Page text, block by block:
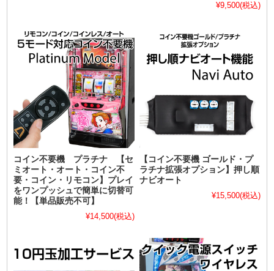
¥9,500(税込)
コイン不要機 プラチナ 【セ
ミオート・オート・コイン不
要・コイン・リモコン】プレイ
をワンプッシュで簡単に切替可
能！【単品販売不可】
¥14,500(税込)
【コイン不要機 ゴールド・プ
ラチナ拡張オプション】押し順
ナビオート
¥15,500(税込)